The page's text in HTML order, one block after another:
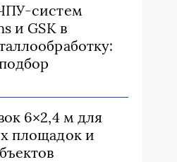
систем
и GSK в
6×2,4 м для
площадок и